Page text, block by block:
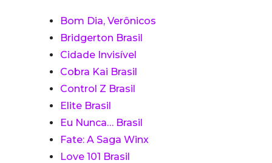
Bom Dia, Verônicos
Bridgerton Brasil
Cidade Invisível
Cobra Kai Brasil
Control Z Brasil
Elite Brasil
Eu Nunca… Brasil
Fate: A Saga Winx
Love 101 Brasil